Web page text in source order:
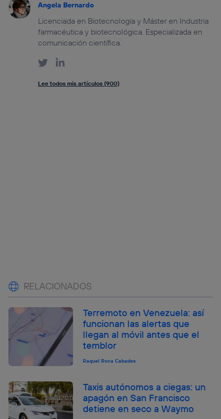
Angela Bernardo
Licenciada en Biotecnología y Máster en Industria
farmacéutica y biotecnológica. Especializada en
comunicación científica.
Lee todos mis artículos (900)
RELACIONADOS
Terremoto en Venezuela: así
funcionan las alertas que
llegan al móvil antes que el
temblor
Raquel Roca Cabades
Taxis autónomos a ciegas: un
apagón en San Francisco
detiene en seco a Waymo